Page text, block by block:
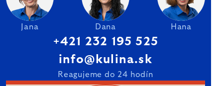
Jana Dana Hana
+421 232 195 525
info@kulina.sk
Reagujeme do 24 hodín